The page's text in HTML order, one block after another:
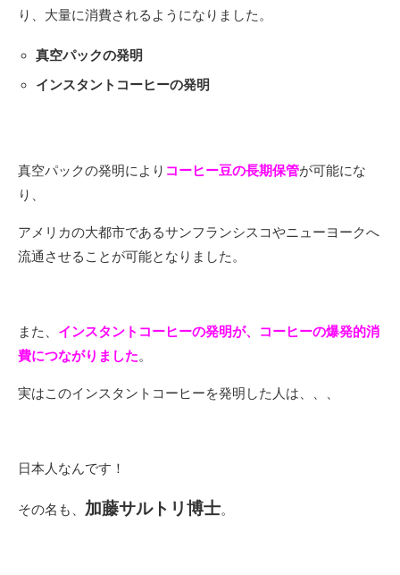
り、大量に消費されるようになりました。
真空パックの発明
インスタントコーヒーの発明
真空パックの発明により コーヒー豆の長期保管が可能にな
り、
アメリカの大都市であるサンフランシスコやニューヨークへ
流通させることが可能となりました。
また、 インスタントコーヒーの発明が、コーヒーの爆発的消
費につながりました。
実はこのインスタントコーヒーを発明した人は、、、
日本人なんです！
その名も、 加藤サルトリ博士。